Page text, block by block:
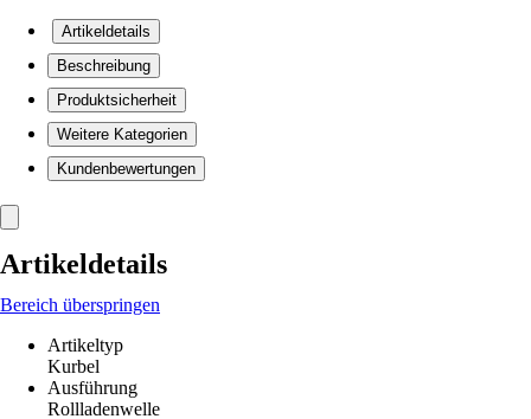
Artikeldetails
Beschreibung
Produktsicherheit
Weitere Kategorien
Kundenbewertungen
Artikeldetails
Bereich überspringen
Artikeltyp
Kurbel
Ausführung
Rollladenwelle